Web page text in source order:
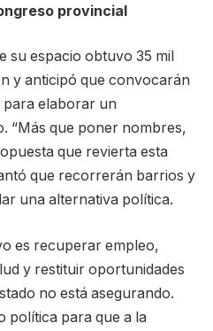
provincial
su espacio obtuvo 35 mil
y anticipó que convocarán
elaborar un
“Más que poner nombres,
que revierta esta
que recorrerán barrios y
una alternativa política.
es recuperar empleo,
y restituir oportunidades
no está asegurando.
política para que a la